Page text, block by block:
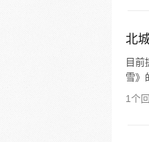
北
目前
雪》
1个